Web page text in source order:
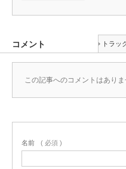
コメント トラッ
この記事へのコメントはありま
名前 ( 必須 )